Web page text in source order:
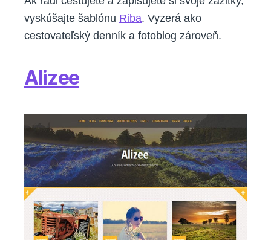
vyskúšajte šablónu Riba. Vyzerá ako
cestovateľský denník a fotoblog zároveň.
Alizee